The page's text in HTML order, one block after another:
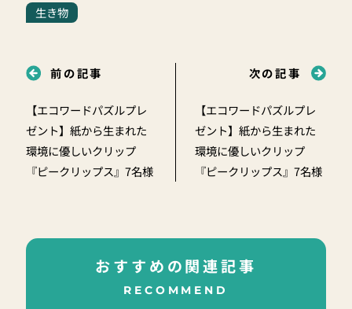
生き物
前の記事
【エコワードパズルプレ
ゼント】紙から生まれた
環境に優しいクリップ
『ピークリップス』7名様
次の記事
【エコワードパズルプレ
ゼント】紙から生まれた
環境に優しいクリップ
『ピークリップス』7名様
おすすめの関連記事
RECOMMEND